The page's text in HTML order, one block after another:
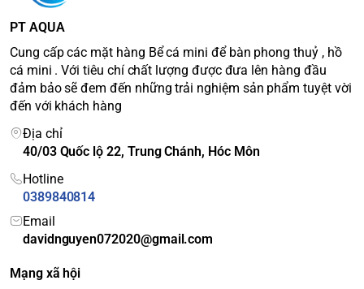
PT AQUA
Cung cấp các mặt hàng Bể cá mini để bàn phong thuỷ , hồ
cá mini . Với tiêu chí chất lượng được đưa lên hàng đầu
đảm bảo sẽ đem đến những trải nghiệm sản phẩm tuyệt vời
đến với khách hàng
Địa chỉ
40/03 Quốc lộ 22, Trung Chánh, Hóc Môn
Hotline
0389840814
Email
davidnguyen072020@gmail.com
Mạng xã hội